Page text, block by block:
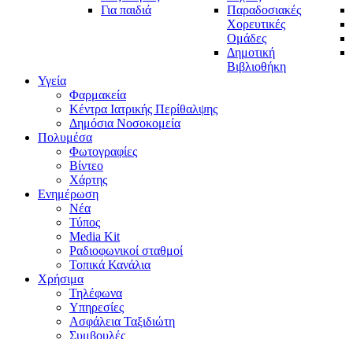
Για παιδιά
Παραδοσιακές
Χορευτικές
Ομάδες
Δημοτική
Βιβλιοθήκη
Υγεία
Φαρμακεία
Κέντρα Ιατρικής Περίθαλψης
Δημόσια Νοσοκομεία
Πολυμέσα
Φωτογραφίες
Bίντεο
Χάρτης
Ενημέρωση
Νέα
Τύπος
Media Kit
Ραδιοφωνικοί σταθμοί
Τοπικά Κανάλια
Χρήσιμα
Τηλέφωνα
Υπηρεσίες
Ασφάλεια Ταξιδιώτη
Συμβουλές